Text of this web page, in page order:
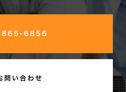
6856
問い合わせ